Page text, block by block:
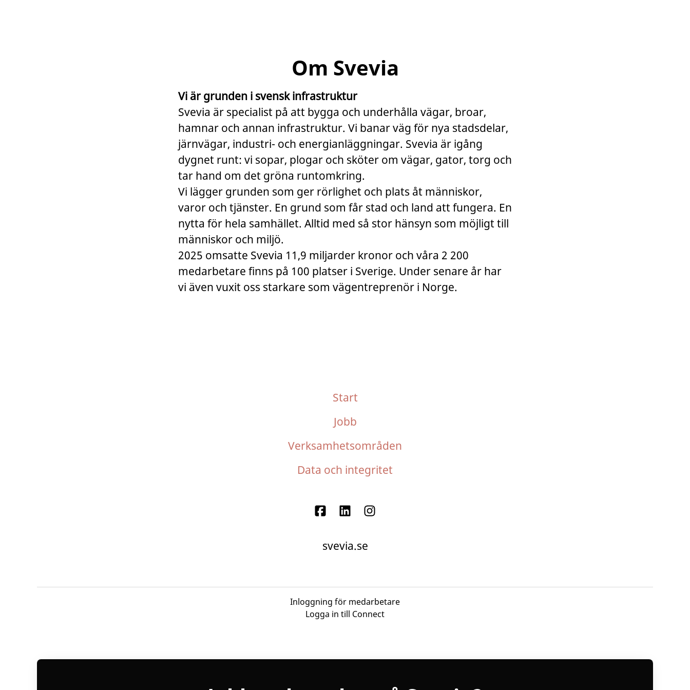
Om Svevia
Vi är grunden i svensk infrastruktur
Svevia är specialist på att bygga och underhålla vägar, broar,
hamnar och annan infrastruktur. Vi banar väg för nya stadsdelar,
järnvägar, industri- och energianläggningar. Svevia är igång
dygnet runt: vi sopar, plogar och sköter om vägar, gator, torg och
tar hand om det gröna runtomkring.
Vi lägger grunden som ger rörlighet och plats åt människor,
varor och tjänster. En grund som får stad och land att fungera. En
nytta för hela samhället. Alltid med så stor hänsyn som möjligt till
människor och miljö.
2025 omsatte Svevia 11,9 miljarder kronor och våra 2 200
medarbetare finns på 100 platser i Sverige. Under senare år har
vi även vuxit oss starkare som vägentreprenör i Norge.
Start
Jobb
Verksamhetsområden
Data och integritet
svevia.se
Inloggning för medarbetare
Logga in till Connect